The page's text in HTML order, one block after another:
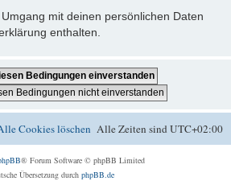
mit deinen persönlichen Daten
enthalten.
Alle Zeiten sindUTC+02:00
Cookies löschen
® Forum Software © phpBB Limited
Übersetzung durch phpBB.de